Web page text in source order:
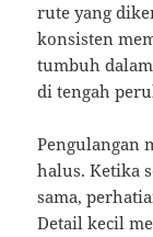
rute yang
konsisten
tumbuh
di tengah
Pengulangan
halus. Ketika
sama,
Detail kecil